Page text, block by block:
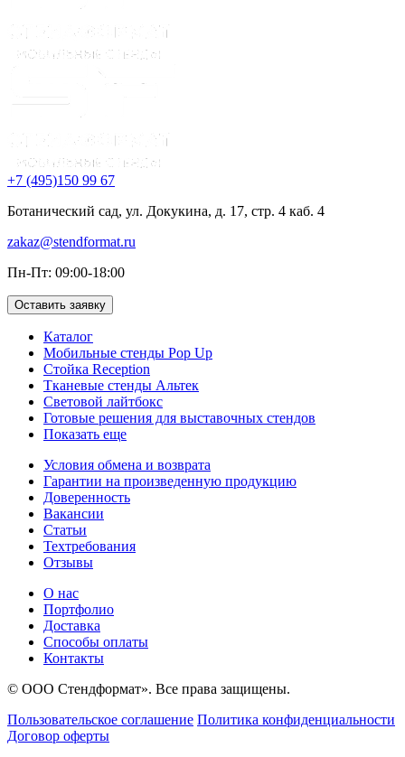
+7 (495)150 99 67
Ботанический сад, ул. Докукина, д. 17, стр. 4 каб. 4
zakaz@stendformat.ru
Пн-Пт: 09:00-18:00
Оставить заявку
Каталог
Мобильные стенды Pop Up
Стойка Reception
Тканевые стенды Альтек
Световой лайтбокс
Готовые решения для выставочных стендов
Показать еще
Условия обмена и возврата
Гарантии на произведенную продукцию
Доверенность
Вакансии
Статьи
Техтребования
Отзывы
О нас
Портфолио
Доставка
Способы оплаты
Контакты
© ООО Стендформат». Все права защищены.
Пользовательское соглашение Политика конфиденциальности
Договор оферты